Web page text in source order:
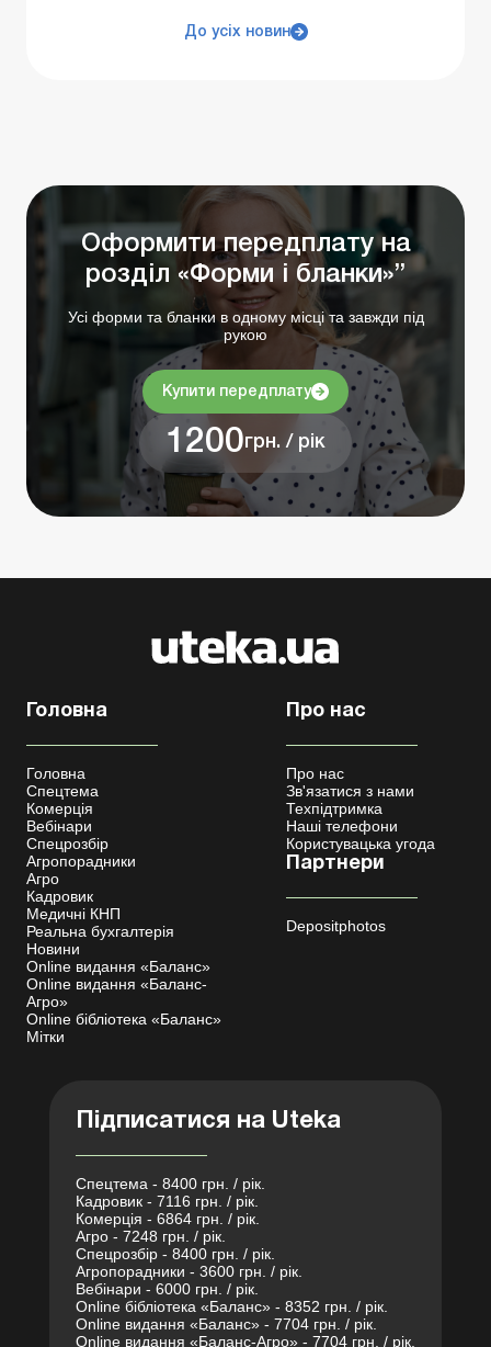
До усіх новин
Оформити передплату на
розділ «Форми і бланки»”
Усі форми та бланки в одному місці та завжди під
рукою
Купити передплату
1200грн. / рік
Головна
Головна
Спецтема
Комерція
Вебінари
Спецрозбір
Агропорадники
Агро
Кадровик
Медичні КНП
Реальна бухгалтерія
Новини
Online видання «Баланс»
Online видання «Баланс-
Агро»
Online бібліотека «Баланс»
Мітки
Про нас
Про нас
Зв'язатися з нами
Техпідтримка
Наші телефони
Користувацька угода
Партнери
Depositphotos
Підписатися на Uteka
Спецтема - 8400 грн. / рік.
Кадровик - 7116 грн. / рік.
Комерція - 6864 грн. / рік.
Агро - 7248 грн. / рік.
Спецрозбір - 8400 грн. / рік.
Агропорадники - 3600 грн. / рік.
Вебінари - 6000 грн. / рік.
Online бібліотека «Баланс» - 8352 грн. / рік.
Online видання «Баланс» - 7704 грн. / рік.
Online видання «Баланс-Агро» - 7704 грн. / рік.